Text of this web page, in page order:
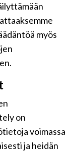
myös
on
voimassa
ja heidän